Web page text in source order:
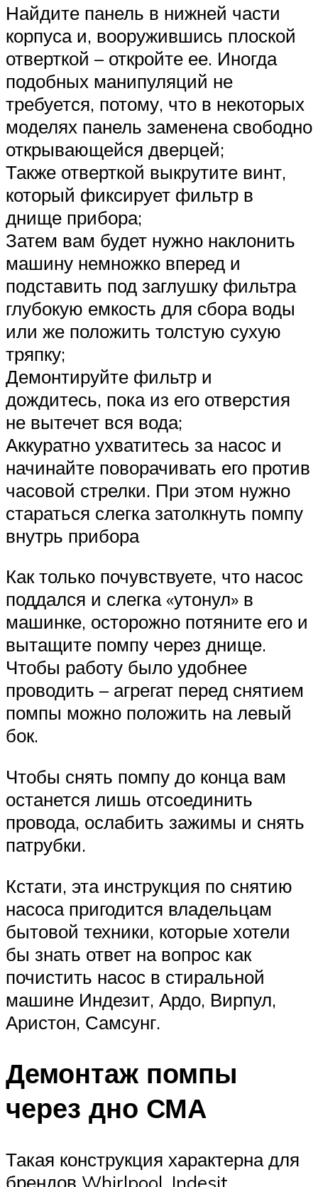
Найдите панель в нижней части
корпуса и, вооружившись плоской
отверткой – откройте ее. Иногда
подобных манипуляций не
требуется, потому, что в некоторых
моделях панель заменена свободно
открывающейся дверцей;
Также отверткой выкрутите винт,
который фиксирует фильтр в
днище прибора;
Затем вам будет нужно наклонить
машину немножко вперед и
подставить под заглушку фильтра
глубокую емкость для сбора воды
или же положить толстую сухую
тряпку;
Демонтируйте фильтр и
дождитесь, пока из его отверстия
не вытечет вся вода;
Аккуратно ухватитесь за насос и
начинайте поворачивать его против
часовой стрелки. При этом нужно
стараться слегка затолкнуть помпу
внутрь прибора
Как только почувствуете, что насос
поддался и слегка «утонул» в
машинке, осторожно потяните его и
вытащите помпу через днище.
Чтобы работу было удобнее
проводить – агрегат перед снятием
помпы можно положить на левый
бок.
Чтобы снять помпу до конца вам
останется лишь отсоединить
провода, ослабить зажимы и снять
патрубки.
Кстати, эта инструкция по снятию
насоса пригодится владельцам
бытовой техники, которые хотели
бы знать ответ на вопрос как
почистить насос в стиральной
машине Индезит, Ардо, Вирпул,
Аристон, Самсунг.
Демонтаж помпы
через дно СМА
Такая конструкция характерна для
брендов Whirlpool, Indesit